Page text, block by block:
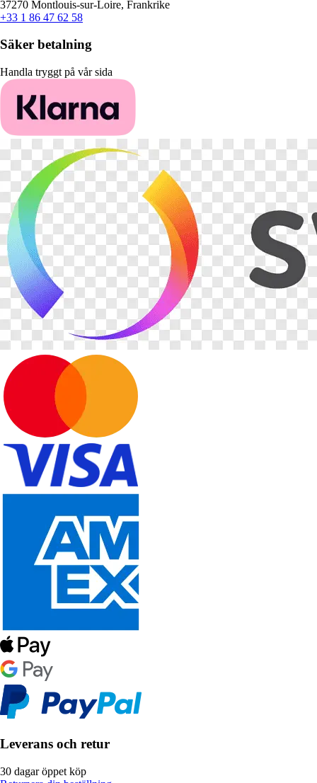
37270 Montlouis-sur-Loire, Frankrike
+33 1 86 47 62 58
Säker betalning
Handla tryggt på vår sida
Leverans och retur
30 dagar öppet köp